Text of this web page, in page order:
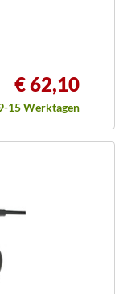
€ 62,10
15 Werktagen